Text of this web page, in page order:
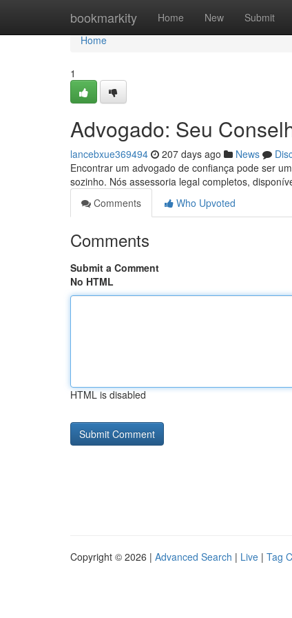
bookmarkity Home New Submit
Home
Home
1
Advogado: Seu
lancebxue369494 207 days ago News
Encontrar um advogado de confiança pode ser
sozinho. Nós assessoria legal completos,
Comments
Who Upvoted
Comments
Submit a Comment
No HTML
HTML is disabled
Copyright © 2026 | Advanced Search | Live | Tag